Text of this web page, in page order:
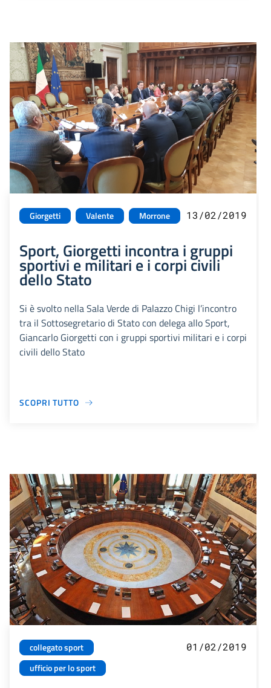
Giorgetti Valente Morrone 13/02/2019
Sport, Giorgetti incontra i gruppi
sportivi e militari e i corpi civili
dello Stato
Si è svolto nella Sala Verde di Palazzo Chigi l’incontro
tra il Sottosegretario di Stato con delega allo Sport,
Giancarlo Giorgetti con i gruppi sportivi militari e i corpi
civili dello Stato
SCOPRI TUTTO
collegato sport
ufficio per lo sport
01/02/2019